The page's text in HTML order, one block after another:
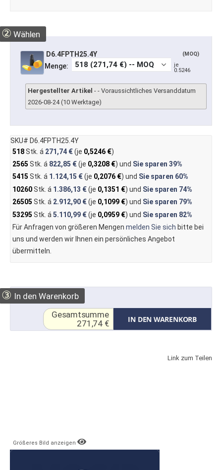
② Wählen
D6.4FPTH25.4Y (MOQ)
Menge:
je
0.5246
Hergestellter Artikel - - Voraussichtliches Versanddatum
2026-08-24 (10 Werktage)
SKU# D6.4FPTH25.4Y
518Stk. á 271,74 €(je 0,5246 €)
2565 Stk. á 822,85 €(je 0,3208 €) und Sie sparen 39%
5415 Stk. á 1.124,15 €(je 0,2076 €) und Sie sparen 60%
10260Stk. á 1.386,13 €(je 0,1351 €) und Sie sparen 74%
26505 Stk. á 2.912,90 €(je 0,1099 €) und Sie sparen 79%
53295 Stk. á 5.110,99 €(je 0,0959 €) und Sie sparen 82%
Für Anfragen von größeren Mengen melden Sie sich bitte bei
uns und werden wir Ihnen ein persönliches Angebot
übermitteln.
③ In den Warenkorb
IN DEN WARENKORB
Gesamtsumme
271,74 €
Link zum Teilen
Größeres Bild anzeigen